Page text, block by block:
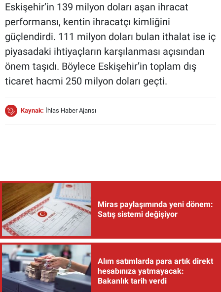
Eskişehir’in 139 milyon doları aşan ihracat
performansı, kentin ihracatçı kimliğini
güçlendirdi. 111 milyon doları bulan ithalat ise iç
piyasadaki ihtiyaçların karşılanması açısından
önem taşıdı. Böylece Eskişehir’in toplam dış
ticaret hacmi 250 milyon doları geçti.
Kaynak: İhlas Haber Ajansı
Miras paylaşımında yeni dönem:
Satış sistemi değişiyor
Alım satımlarda para artık direkt
hesabınıza yatmayacak:
Bakanlık tarih verdi